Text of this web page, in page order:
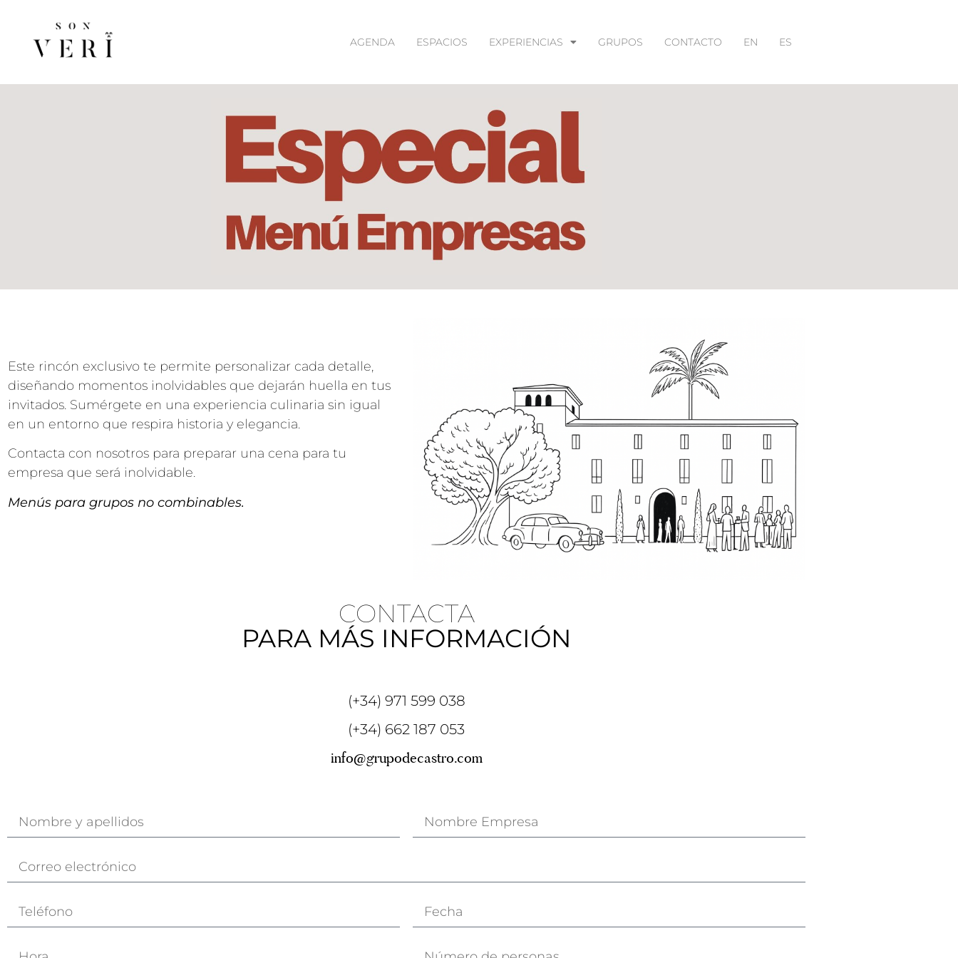
AGENDA ESPACIOS EXPERIENCIAS GRUPOS CONTACTO EN ES
Este rincón exclusivo te permite personalizar cada detalle,
diseñando momentos inolvidables que dejarán huella en tus
invitados. Sumérgete en una experiencia culinaria sin igual
en un entorno que respira historia y elegancia.
Contacta con nosotros para preparar una cena para tu
empresa que será inolvidable.
Menús para grupos no combinables.
CONTACTA
PARA MÁS INFORMACIÓN
(+34) 971 599 038
(+34) 662 187 053
info@grupodecastro.com